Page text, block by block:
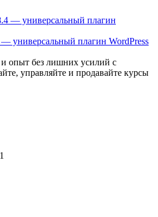
универсальный плагин WordPress
опыт без лишних усилий с
управляйте и продавайте курсы